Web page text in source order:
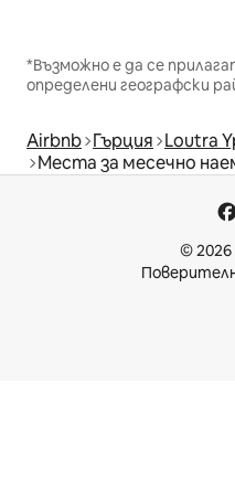
*Възможно е да се
определени географски
Airbnb Гърция Loutra
Места за месечно
© 2026